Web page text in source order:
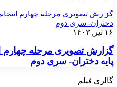
گزارش تصویری مرحله چهارم
دختران- سری دوم
۱۶ تیر, ۱۴۰۳
گزارش تصویری مرحله چهارم
پایه دختران- سری دوم
گالری فیلم